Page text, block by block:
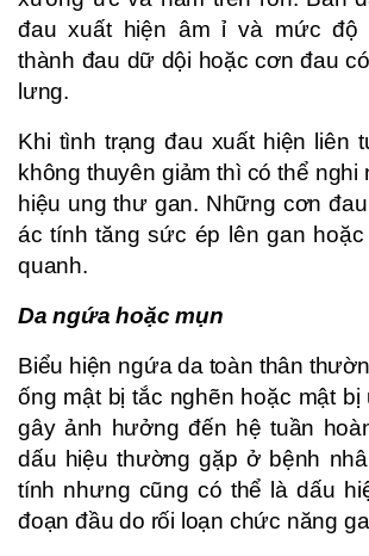
đau xuất hiện âm ỉ và mức độ
thành đau dữ dội hoặc cơn đau
lưng.
Khi tình trạng đau xuất hiện liên
không thuyên giảm thì có thể nghi
hiệu ung thư gan. Những cơn
ác tính tăng sức ép lên gan
quanh.
Da ngứa hoặc mụn
Biểu hiện ngứa da toàn thân
ống mật bị tắc nghẽn hoặc mật
gây ảnh hưởng đến hệ tuần
dấu hiệu thường gặp ở bệnh
tính nhưng cũng có thể là dấu
đoạn đầu do rối loạn chức năng